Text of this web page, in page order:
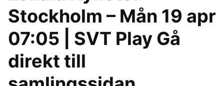
Stockholm – Mån 19 apr
07:05 | SVT Play Gå
direkt till